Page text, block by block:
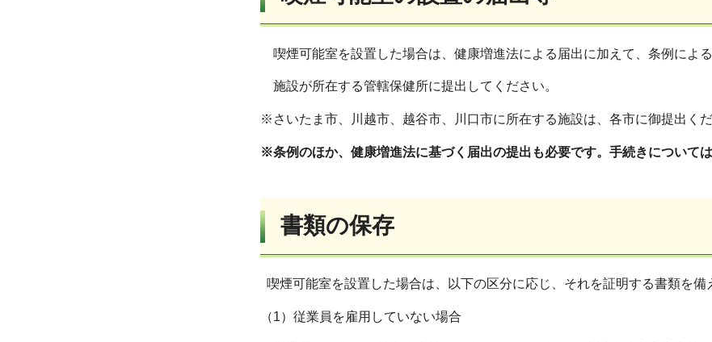
喫煙可能室を設置した場合は、健康増進法による届出に加えて、条例による
施設が所在する管轄保健所に提出してください。
※さいたま市、川越市、越谷市、川口市に所在する施設は、各市に御提出くだ
※条例のほか、健康増進法に基づく届出の提出も必要です。手続きについては
書類の保存
喫煙可能室を設置した場合は、以下の区分に応じ、それを証明する書類を備
（1）従業員を雇用していない場合